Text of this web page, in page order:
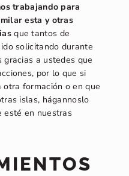
trabajando para
esta y otras
que tantos de
solicitando durante
gracias a ustedes que
por lo que si
formación o en que
islas, hágannoslo
esté en nuestras